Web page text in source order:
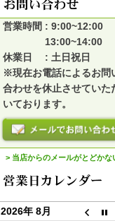
営業時間 : 9:00~12:00
13:00~14:00
休業日 : 土日祝日
※現在お電話によるお問
合わせを休止させていた
いております。
> 当店からのメールがとどかな
2026年 8月